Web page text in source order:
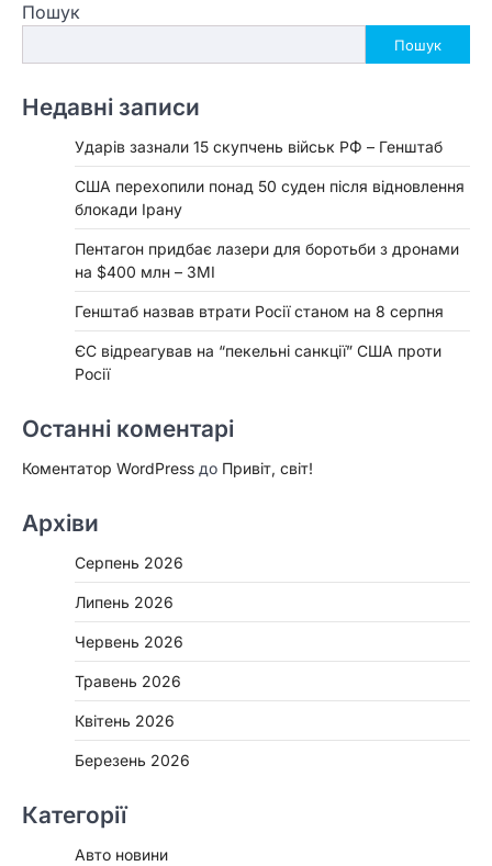
Пошук
Пошук
Недавні записи
Ударів зазнали 15 скупчень військ РФ – Генштаб
США перехопили понад 50 суден після відновлення
блокади Ірану
Пентагон придбає лазери для боротьби з дронами
на $400 млн – ЗМІ
Генштаб назвав втрати Росії станом на 8 серпня
ЄС відреагував на “пекельні санкції” США проти
Росії
Останні коментарі
Коментатор WordPress до Привіт, світ!
Архіви
Серпень 2026
Липень 2026
Червень 2026
Травень 2026
Квітень 2026
Березень 2026
Категорії
Авто новини